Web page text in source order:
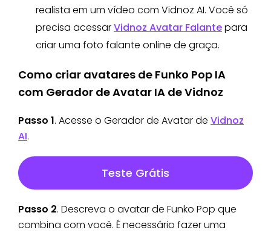
realista em um vídeo com Vidnoz AI. Você só
precisa acessarVidnoz Avatar Falantepara
criar uma foto falante online de graça.
Como criar avatares de Funko Pop IA
com Gerador de Avatar IA de Vidnoz
Passo 1. Acesse o Gerador de Avatar de Vidnoz
AI.
Teste Grátis
Passo 2. Descreva o avatar de Funko Pop que
combina com você. É necessário fazer uma